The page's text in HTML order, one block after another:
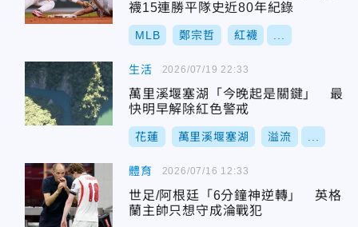
襪15連勝平隊史近80年紀錄
MLB 鄭宗哲 紅襪
生活
萬里溪堰塞湖「今晚起是關鍵」 最
快明早解除紅色警戒
花蓮 萬里溪堰塞湖 溢流
2026/07/19 22:33
體育
世足/阿根廷「6分鐘神逆轉」 英格
蘭主帥只想守成淪戰犯
2026/07/16 12:33